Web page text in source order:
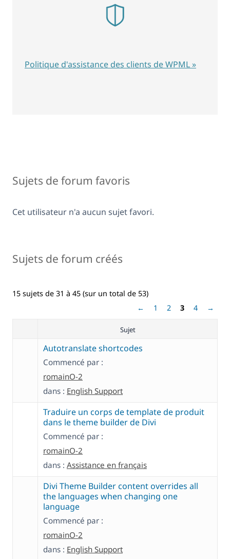
Sujets de forum favoris
Cet utilisateur n'a aucun sujet favori.
Sujets de forum créés
15 sujets de 31 à 45 (sur un total de 53)
←
1 2 3 4 →
Sujet
Autotranslate shortcodes
Commencé par :
romainO-2
dans : English Support
Traduire un corps de template de produit
dans le theme builder de Divi
Commencé par :
romainO-2
dans : Assistance en français
Divi Theme Builder content overrides all
the languages when changing one
language
Commencé par :
romainO-2
dans : English Support
Politique d'assistance des clients de WPML »